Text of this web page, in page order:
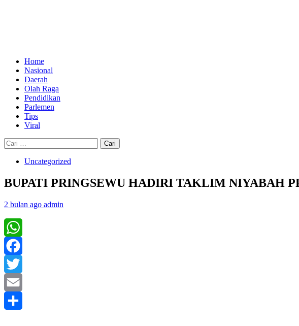
Home
Nasional
Daerah
Olah Raga
Pendidikan
Parlemen
Tips
Viral
Cari
untuk:
Uncategorized
BUPATI PRINGSEWU HADIRI TAKLIM NIYABAH
2 bulan ago admin
WhatsApp
Facebook
Twitter
Email